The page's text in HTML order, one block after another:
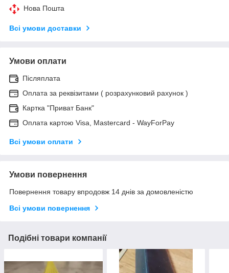
Нова Пошта
Всі умови доставки
Умови оплати
Післяплата
Оплата за реквізитами ( розрахунковий рахунок )
Картка "Приват Банк"
Оплата картою Visa, Mastercard - WayForPay
Всі умови оплати
Умови повернення
Повернення товару впродовж 14 днів за домовленістю
Всі умови повернення
Подібні товари компанії